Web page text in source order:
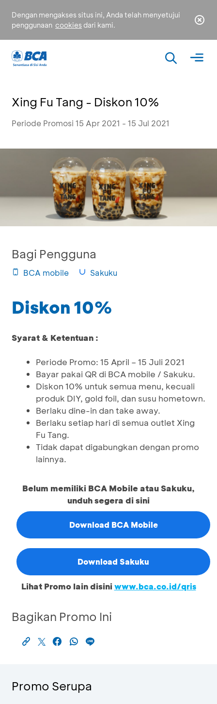
Dengan mengakses situs ini, Anda telah menyetujui
penggunaan cookies dari kami.
Xing Fu Tang - Diskon 10%
Periode Promosi 15 Apr 2021 - 15 Jul 2021
Bagi Pengguna
BCA mobile Sakuku
Diskon 10%
Syarat & Ketentuan :
Periode Promo: 15 April – 15 Juli 2021
Bayar pakai QR di BCA mobile / Sakuku.
Diskon 10% untuk semua menu, kecuali
produk DIY, gold foil, dan susu hometown.
Berlaku dine-in dan take away.
Berlaku setiap hari di semua outlet Xing
Fu Tang.
Tidak dapat digabungkan dengan promo
lainnya.
Belum memiliki BCA Mobile atau Sakuku,
unduh segera di sini
Download BCA Mobile
Download Sakuku
Lihat Promo lain disiniwww.bca.co.id/qris
Bagikan Promo Ini
Promo Serupa